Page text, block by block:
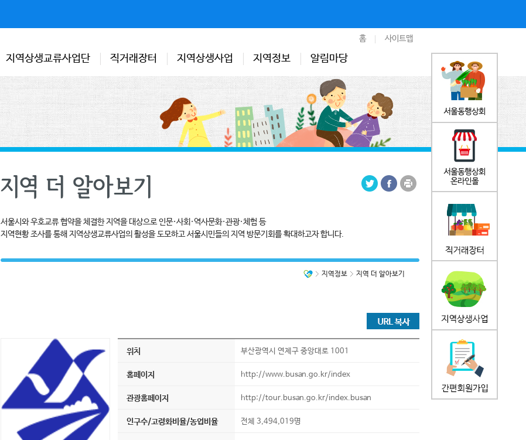
홈 사이트맵
지역상생교류사업단 직거래장터 지역상생사업 지역정보 알림마당
서울시와 우호교류 협약을 체결한 지역을 대상으로 인문·사회·역사문화·관광·체험 등
지역현황 조사를 통해 지역상생교류사업의 활성을 도모하고 서울시민들의 지역 방문기회를 확대하고자 합니다.
지역정보 지역 더 알아보기
위치 부산광역시 연제구 중앙대로 1001
홈페이지 http://www.busan.go.kr/index
관광홈페이지 http://tour.busan.go.kr/index.busan
인구수/고령화비율/농업비율 전체 3,494,019명